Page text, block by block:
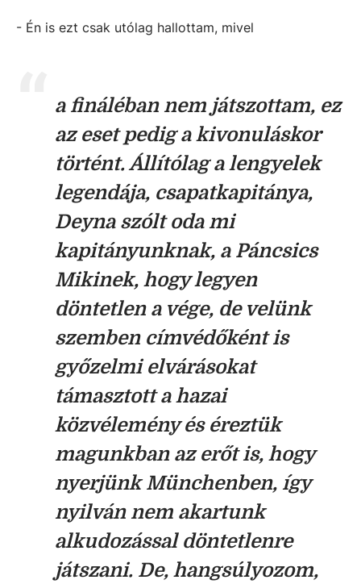
- Én is ezt csak utólag hallottam, mivel
a fináléban nem játszottam, ez
az eset pedig a kivonuláskor
történt. Állítólag a lengyelek
legendája, csapatkapitánya,
Deyna szólt oda mi
kapitányunknak, a Páncsics
Mikinek, hogy legyen
döntetlen a vége, de velünk
szemben címvédőként is
győzelmi elvárásokat
támasztott a hazai
közvélemény és éreztük
magunkban az erőt is, hogy
nyerjünk Münchenben, így
nyilván nem akartunk
alkudozással döntetlenre
játszani. De, hangsúlyozom,